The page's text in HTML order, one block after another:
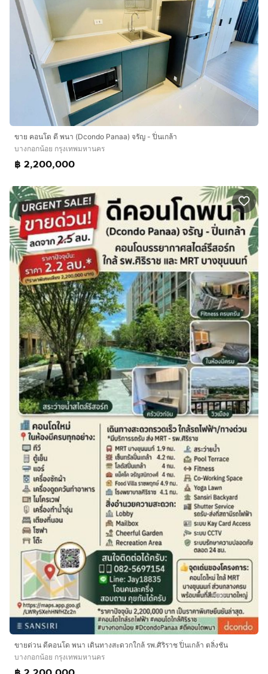
ขาย คอนโด ดี พนา (Dcondo Panaa) จรัญ - ปิ่นเกล้า
บางกอกน้อย กรุงเทพมหานคร
฿ 2,200,000
ขายด่วน ดีคอนโด พนา เดินทางสะดวกใกล้ รพ.ศิริราช ปิ่นเกล้า ตลิ่งชัน
บางกอกน้อย กรุงเทพมหานคร